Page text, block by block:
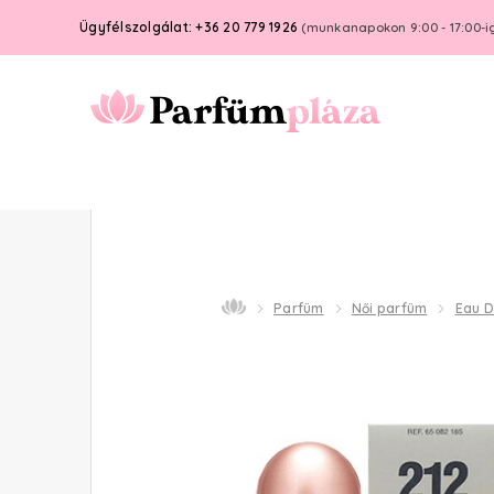
Ügyfélszolgálat: +36 20 779 1926 (munkanapokon 9:00 - 17:00-
Parfüm Női parfüm Eau